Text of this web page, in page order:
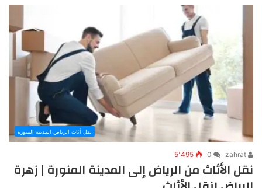
نقل أثاث الرياض المدينة المنورة
0 5٬495
نقل الأثاث من الرياض إلى المدينة المنورة | زهرة